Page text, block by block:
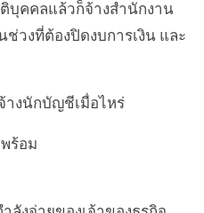
บุคคลแล้วก็จ้างสำนักงาน
งที่ต้องปิดงบการเงิน และ
างนักบัญชีเมื่อไหร่
ร้อม